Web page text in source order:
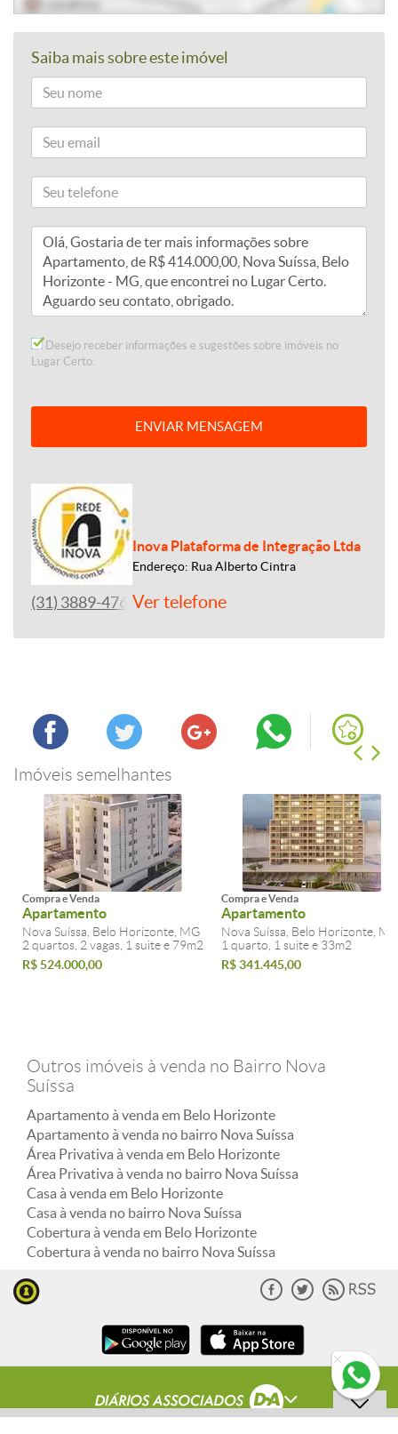
Saiba mais sobre este imóvel
Desejo receber informações e sugestões sobre imóveis no
Lugar Certo.
ENVIAR MENSAGEM
Inova Plataforma de Integração Ltda
Endereço: Rua Alberto Cintra
(31) 3889-4765Ver telefone
Imóveis semelhantes
Compra e Venda
Apartamento
Nova Suíssa, Belo Horizonte, MG
2 quartos, 2 vagas, 1 suite e 79m2
R$ 524.000,00
Compra e Venda
Apartamento
Nova Suíssa, Belo Horizonte, MG
1 quarto, 1 suite e 33m2
R$ 341.445,00
Outros imóveis à venda no Bairro Nova
Suíssa
Apartamento à venda em Belo Horizonte
Apartamento à venda no bairro Nova Suíssa
Área Privativa à venda em Belo Horizonte
Área Privativa à venda no bairro Nova Suíssa
Casa à venda em Belo Horizonte
Casa à venda no bairro Nova Suíssa
Cobertura à venda em Belo Horizonte
Cobertura à venda no bairro Nova Suíssa